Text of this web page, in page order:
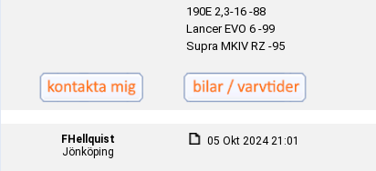
190E 2,3-16 -88
Lancer EVO 6 -99
Supra MKIV RZ -95
FHellquist
Jönköping
05 Okt 2024 21:01